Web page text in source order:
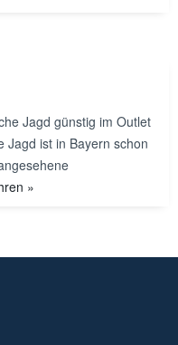
Jagd günstig im Outlet
Jagd ist in Bayern schon
»